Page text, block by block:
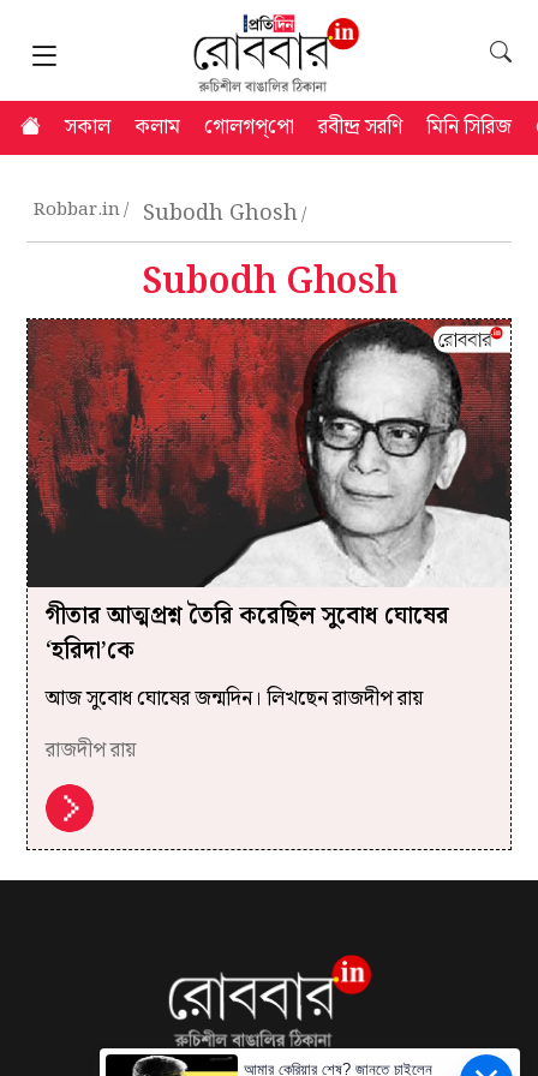
সকাল কলাম গোলগপ্‌পো রবীন্দ্র সরণি মিনি সিরিজ
Robbar.in Subodh Ghosh
Subodh Ghosh
গীতার আত্মপ্রশ্ন তৈরি করেছিল সুবোধ ঘোষের
‘হরিদা’কে
আজ সুবোধ ঘোষের জন্মদিন। লিখছেন রাজদীপ রায়
রাজদীপ রায়
আমার কেরিয়ার শেষ? জানতে চাইলেন